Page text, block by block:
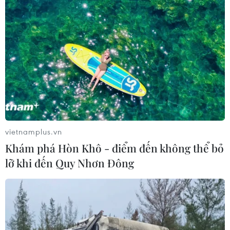
Tháng 12/2026 hoàn thành mở rộng
đoạn cao tốc Thành phố Hồ Chí
Minh-Long Thành
07/08/2026 10:29
Khánh Hòa đẩy mạnh tìm kiếm, quy
tập và xác định danh tính hài cốt liệt
sỹ
07/08/2026 10:19
Lào Cai: Đứt gãy 30m đường
tỉnh 161 sau mưa lớn, giao thông bị
chia cắt
07/08/2026 10:08
vietnamplus.vn
Khám phá Hòn Khô - điểm đến không thể bỏ
lỡ khi đến Quy Nhơn Đông